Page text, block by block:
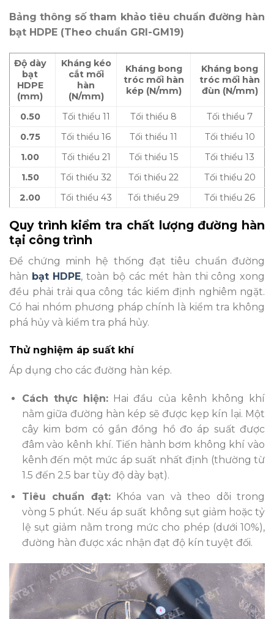
Bảng thông số tham khảo tiêu chuẩn đường hàn
bạt HDPE (Theo chuẩn GRI-GM19)
Độ dày
bạt
HDPE
(mm)
Kháng kéo
cắt mối
hàn
(N/mm)
Kháng bong
tróc mối hàn
kép (N/mm)
Kháng bong
tróc mối hàn
đùn (N/mm)
0.50 Tối thiểu 11 Tối thiểu 8
Tối thiểu 7
0.75
Tối thiểu 16 Tối thiểu 11
Tối thiểu 10
1.00
Tối thiểu 21 Tối thiểu 15
Tối thiểu 13
1.50
Tối thiểu 32 Tối thiểu 22
Tối thiểu 20
2.00
Tối thiểu 43 Tối thiểu 29 Tối thiểu 26
Quy trình kiểm tra chất lượng đường hàn
tại công trình
Để chứng minh hệ thống đạt tiêu chuẩn đường
hàn bạt HDPE, toàn bộ các mét hàn thi công xong
đều phải trải qua công tác kiểm định nghiêm ngặt.
Có hai nhóm phương pháp chính là kiểm tra không
phá hủy và kiểm tra phá hủy.
Thử nghiệm áp suất khí
Áp dụng cho các đường hàn kép.
Cách thực hiện: Hai đầu của kênh không khí
nằm giữa đường hàn kép sẽ được kẹp kín lại. Một
cây kim bơm có gắn đồng hồ đo áp suất được
đâm vào kênh khí. Tiến hành bơm không khí vào
kênh đến một mức áp suất nhất định (thường từ
1.5 đến 2.5 bar tùy độ dày bạt).
Tiêu chuẩn đạt:Khóa van và theo dõi trong
vòng 5 phút. Nếu áp suất không sụt giảm hoặc tỷ
lệ sụt giảm nằm trong mức cho phép (dưới 10%),
đường hàn được xác nhận đạt độ kín tuyệt đối.